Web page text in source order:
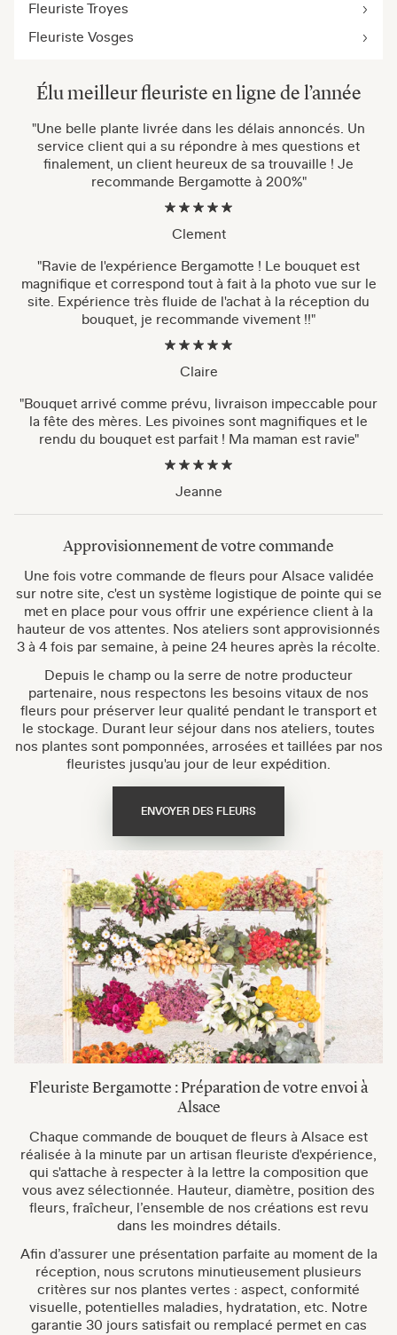
Fleuriste Troyes
Fleuriste Vosges
Élu meilleur fleuriste en ligne de l’année
"Une belle plante livrée dans les délais annoncés. Un
service client qui a su répondre à mes questions et
finalement, un client heureux de sa trouvaille ! Je
recommande Bergamotte à 200%"
Clement
"Ravie de l'expérience Bergamotte ! Le bouquet est
magnifique et correspond tout à fait à la photo vue sur le
site. Expérience très fluide de l'achat à la réception du
bouquet, je recommande vivement !!"
Claire
"Bouquet arrivé comme prévu, livraison impeccable pour
la fête des mères. Les pivoines sont magnifiques et le
rendu du bouquet est parfait ! Ma maman est ravie"
Jeanne
Approvisionnement de votre commande
Une fois votre commande de fleurs pour Alsace validée
sur notre site, c'est un système logistique de pointe qui se
met en place pour vous offrir une expérience client à la
hauteur de vos attentes. Nos ateliers sont approvisionnés
3 à 4 fois par semaine, à peine 24 heures après la récolte.
Depuis le champ ou la serre de notre producteur
partenaire, nous respectons les besoins vitaux de nos
fleurs pour préserver leur qualité pendant le transport et
le stockage. Durant leur séjour dans nos ateliers, toutes
nos plantes sont pomponnées, arrosées et taillées par nos
fleuristes jusqu'au jour de leur expédition.
ENVOYER DES FLEURS
Fleuriste Bergamotte : Préparation de votre envoi à
Alsace
Chaque commande de bouquet de fleurs à Alsace est
réalisée à la minute par un artisan fleuriste d'expérience,
qui s'attache à respecter à la lettre la composition que
vous avez sélectionnée. Hauteur, diamètre, position des
fleurs, fraîcheur, l’ensemble de nos créations est revu
dans les moindres détails.
Afin d’assurer une présentation parfaite au moment de la
réception, nous scrutons minutieusement plusieurs
critères sur nos plantes vertes : aspect, conformité
visuelle, potentielles maladies, hydratation, etc. Notre
garantie 30 jours satisfait ou remplacé permet en cas